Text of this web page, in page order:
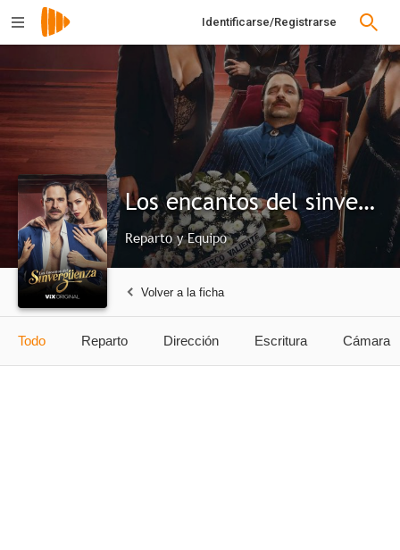
Identificarse/Registrarse
Los encantos del sinvergüenza
Reparto y Equipo
Volver a la ficha
Todo Reparto Dirección Escritura Cámara